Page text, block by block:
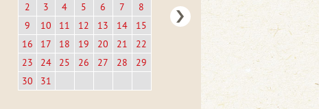
2
3 4 5 6 7
8
9
10 11 12 13 14
15
16
17 18 19 20 21
22
23
24 25 26 27 28
29
30
31